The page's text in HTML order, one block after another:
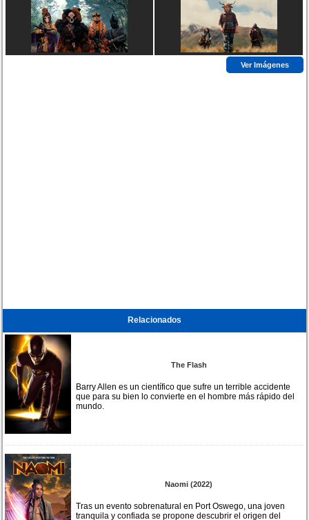
Ver Imágenes
Relacionados
The Flash
Barry Allen es un científico que sufre un terrible accidente
que para su bien lo convierte en el hombre más rápido del
mundo.
Naomi (2022)
Tras un evento sobrenatural en Port Oswego, una joven
tranquila y confiada se propone descubrir el origen del